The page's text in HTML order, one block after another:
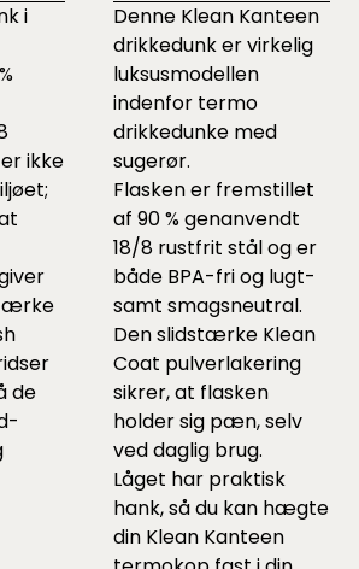
i
ikke
de
Denne Klean Kanteen
drikkedunk er virkelig
luksusmodellen
indenfor termo
drikkedunke med
sugerør.
Flasken er fremstillet
af 90 % genanvendt
18/8 rustfrit stål og er
både BPA-fri og lugt-
samt smagsneutral.
Den slidstærke Klean
Coat pulverlakering
sikrer, at flasken
holder sig pæn, selv
ved daglig brug.
Låget har praktisk
hank, så du kan hægte
din Klean Kanteen